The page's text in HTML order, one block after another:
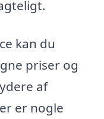
kan du
priser og
af
er nogle